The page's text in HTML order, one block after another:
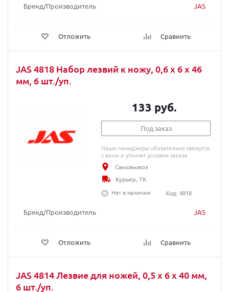
Бренд/Производитель JAS
Отложить Сравнить
JAS 4818 Набор лезвий к ножу, 0,6 х 6 х 46
мм, 6 шт./уп.
Бренд/Производитель JAS
Отложить Сравнить
133 руб.
Под заказ
Наши менеджеры обязательно свяжутся
с вами и уточнят условия заказа
Самовывоз
Курьер, ТК
Нет в наличии
Код: 4818
JAS 4814 Лезвие для ножей, 0,5 х 6 х 40 мм,
6 шт./уп.